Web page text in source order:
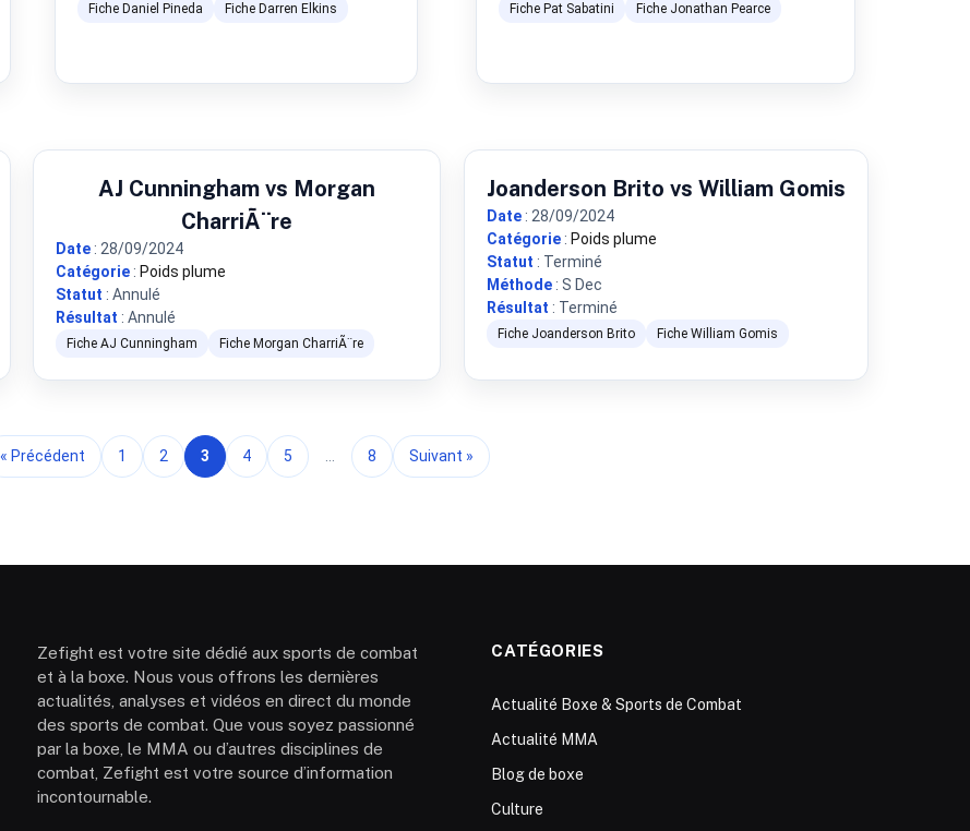
Fiche Daniel Pineda Fiche Darren Elkins Fiche Pat Sabatini Fiche Jonathan Pearce
AJ Cunningham vs Morgan
CharriÃ¨re
Date : 28/09/2024
Catégorie : Poids plume
Statut : Annulé
Résultat : Annulé
Fiche AJ Cunningham Fiche Morgan CharriÃ¨re
Joanderson Brito vs William Gomis
Date: 28/09/2024
Catégorie: Poids plume
Statut : Terminé
Méthode: S Dec
Résultat : Terminé
Fiche Joanderson Brito Fiche William Gomis
« Précédent 1 2 3 4 5 8 Suivant »
Zefight est votre site dédié aux sports de combat
et à la boxe. Nous vous offrons les dernières
actualités, analyses et vidéos en direct du monde
des sports de combat. Que vous soyez passionné
par la boxe, le MMA ou d’autres disciplines de
combat, Zefight est votre source d’information
incontournable.
CATÉGORIES
Actualité Boxe & Sports de Combat
Actualité MMA
Blog de boxe
Culture